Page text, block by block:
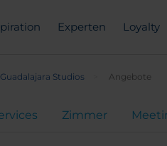
Experten Loyalty
Studios Angebote
Zimmer